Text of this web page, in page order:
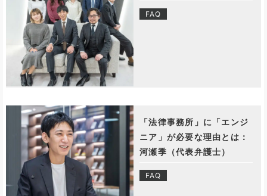
FAQ
「法律事務所」に「エンジ
ニア」が必要な理由とは：
河瀬季（代表弁護士）
FAQ